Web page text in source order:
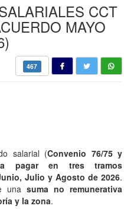
CCT
MAYO
467
salarial (Convenio 76/75 y
a pagar en tres tramos
Julio y Agosto de 2026.
unasuma no remunerativa
y la zona.